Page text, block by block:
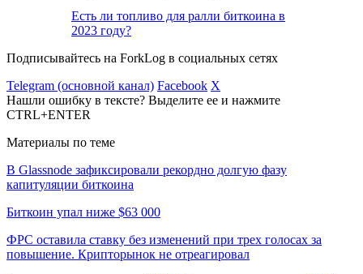
Есть ли топливо для ралли биткоина в
2023 году?
Подписывайтесь на ForkLog в социальных сетях
Telegram (основной канал) Facebook X
Нашли ошибку в тексте? Выделите ее и нажмите
CTRL+ENTER
Материалы по теме
В Glassnode зафиксировали рекордно долгую фазу
капитуляции биткоина
Биткоин упал ниже $63 000
ФРС оставила ставку без изменений при трех голосах за
повышение. Крипторынок не отреагировал